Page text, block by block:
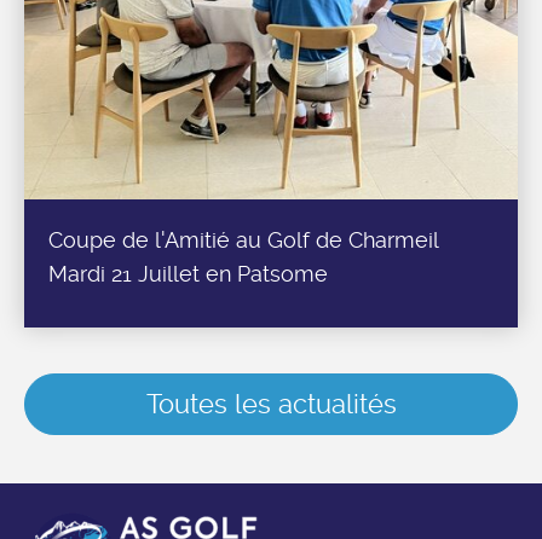
Coupe de l'Amitié au Golf de Charmeil
Mardi 21 Juillet en Patsome
Toutes les actualités